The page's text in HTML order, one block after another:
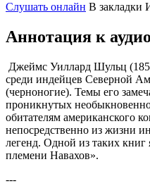
Слушать онлайн В закладки
Аннотация к
Джеймс Уиллард Шульц
среди индейцев Северной
(черноногие). Темы его
проникнутых
обитателям американского
непосредственно из жизни
легенд. Одной из таких книг
племени Навахов».
---